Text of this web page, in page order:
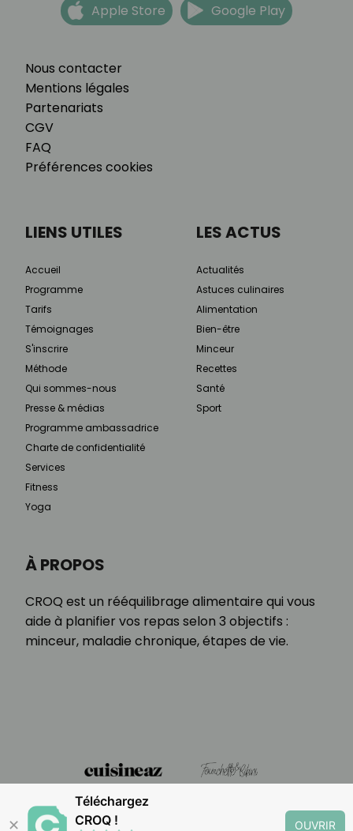
Nous contacter
Mentions légales
Partenariats
CGV
FAQ
Préférences cookies
Apple Store Google Play
À PROPOS
CROQ est un rééquilibrage alimentaire qui vous
aide à planifier vos repas selon 3 objectifs :
minceur, maladie chronique, étapes de vie.
LIENS UTILES
Accueil
Programme
Tarifs
Témoignages
S'inscrire
Méthode
Qui sommes-nous
Presse & médias
Programme ambassadrice
Charte de confidentialité
Services
Fitness
Yoga
LES ACTUS
Actualités
Astuces culinaires
Alimentation
Bien-être
Minceur
Recettes
Santé
Sport
✕
Téléchargez
CROQ !
OUVRIR